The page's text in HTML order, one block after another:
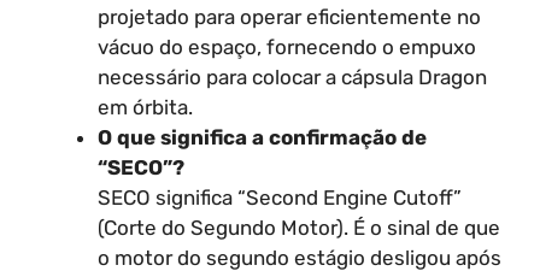
projetado para operar eficientemente no
vácuo do espaço, fornecendo o empuxo
necessário para colocar a cápsula Dragon
em órbita.
O que significa a confirmação de
“SECO”?
SECO significa “Second Engine Cutoff”
(Corte do Segundo Motor). É o sinal de que
o motor do segundo estágio desligou após